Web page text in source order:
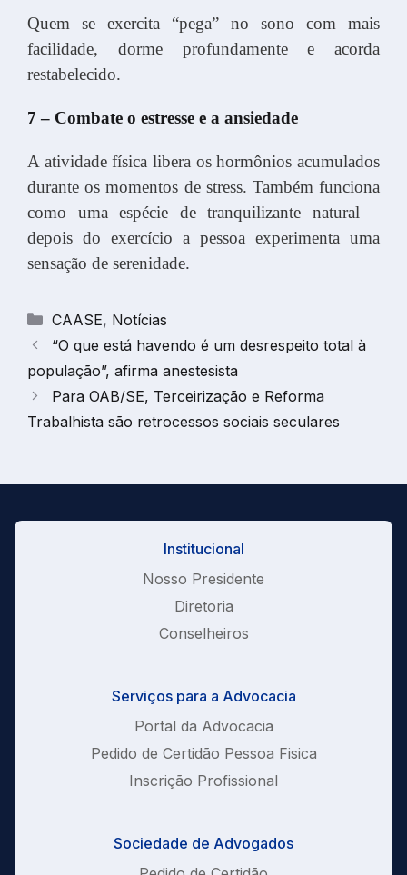
Quem se exercita “pega” no sono com mais
facilidade, dorme profundamente e acorda
restabelecido.
7 – Combate o estresse e a ansiedade
A atividade física libera os hormônios acumulados
durante os momentos de stress. Também funciona
como uma espécie de tranquilizante natural –
depois do exercício a pessoa experimenta uma
sensação de serenidade.
Categorias
CAASE, Notícias
“O que está havendo é um desrespeito total à
população”, afirma anestesista
Para OAB/SE, Terceirização e Reforma
Trabalhista são retrocessos sociais seculares
Institucional
Nosso Presidente
Diretoria
Conselheiros
Serviços para a Advocacia
Portal da Advocacia
Pedido de Certidão Pessoa Fisica
Inscrição Profissional
Sociedade de Advogados